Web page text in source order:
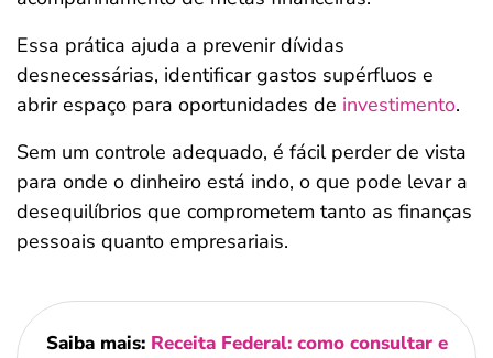
Essa prática ajuda a prevenir dívidas
desnecessárias, identificar gastos supérfluos e
abrir espaço para oportunidades de investimento.
Sem um controle adequado, é fácil perder de vista
para onde o dinheiro está indo, o que pode levar a
desequilíbrios que comprometem tanto as finanças
pessoais quanto empresariais.
Saiba mais: Receita Federal: como consultar e